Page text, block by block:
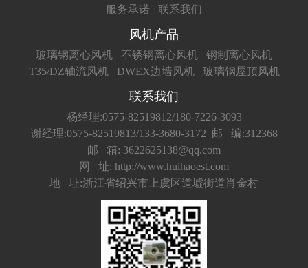
服务承诺
联系我们
风机产品
玻璃钢离心风机 不锈钢离心风机
钢制离心风机
T35/DZ轴流风机
DWEX边墙风机 玻璃钢屋顶风机
联系我们
杨经理:0575-82519812/180-7226-3093
谢经理:0575-82519813/133-3680-3172 邮 编:312368
邮 箱: 3622625138@qq.com
网 址: http://www.huihaoest.com
地 址:浙江省绍兴市上虞区道墟街道肖金村